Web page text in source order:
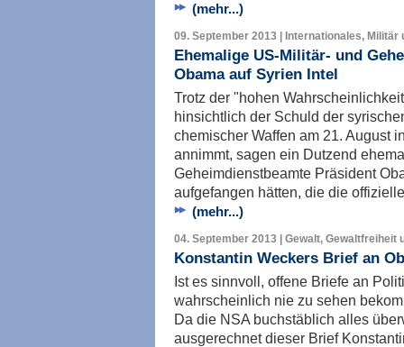
(mehr...)
09. September 2013 | Internationales, Militär
Ehemalige US-Militär- und
Obama auf Syrien Intel
Trotz der "hohen
hinsichtlich der Schuld der
chemischer Waffen am 21. August
annimmt, sagen ein Dutzend
Geheimdienstbeamte Präsident
aufgefangen hätten, die die
(mehr...)
04. September 2013 | Gewalt, Gewaltfreiheit
Konstantin Weckers Brief an
Ist es sinnvoll, offene Briefe an
wahrscheinlich nie zu sehen
Da die NSA buchstäblich alles
ausgerechnet dieser Brief